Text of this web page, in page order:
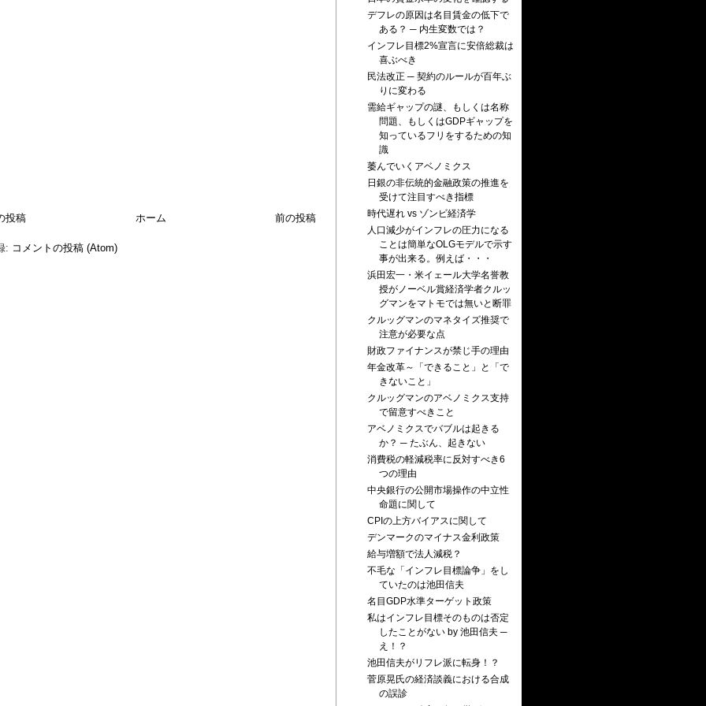
投稿 ホーム 前の投稿
: コメントの投稿 (Atom)
デフレの原因は名目賃金の低下で
ある？ ─ 内生変数では？
インフレ目標2%宣言に安倍総裁は
喜ぶべき
民法改正 ─ 契約のルールが百年ぶ
りに変わる
需給ギャップの謎、もしくは名称
問題、もしくはGDPギャップを
知っているフリをするための知
識
萎んでいくアベノミクス
日銀の非伝統的金融政策の推進を
受けて注目すべき指標
時代遅れ vs ゾンビ経済学
人口減少がインフレの圧力になる
ことは簡単なOLGモデルで示す
事が出来る。例えば・・・
浜田宏一・米イェール大学名誉教
授がノーベル賞経済学者クルッ
グマンをマトモでは無いと断罪
クルッグマンのマネタイズ推奨で
注意が必要な点
財政ファイナンスが禁じ手の理由
年金改革～「できること」と「で
きないこと」
クルッグマンのアベノミクス支持
で留意すべきこと
アベノミクスでバブルは起きる
か？ ─ たぶん、起きない
消費税の軽減税率に反対すべき6
つの理由
中央銀行の公開市場操作の中立性
命題に関して
CPIの上方バイアスに関して
デンマークのマイナス金利政策
給与増額で法人減税？
不毛な「インフレ目標論争」をし
ていたのは池田信夫
名目GDP水準ターゲット政策
私はインフレ目標そのものは否定
したことがない by 池田信夫 ─
え！？
池田信夫がリフレ派に転身！？
菅原晃氏の経済談義における合成
の誤診